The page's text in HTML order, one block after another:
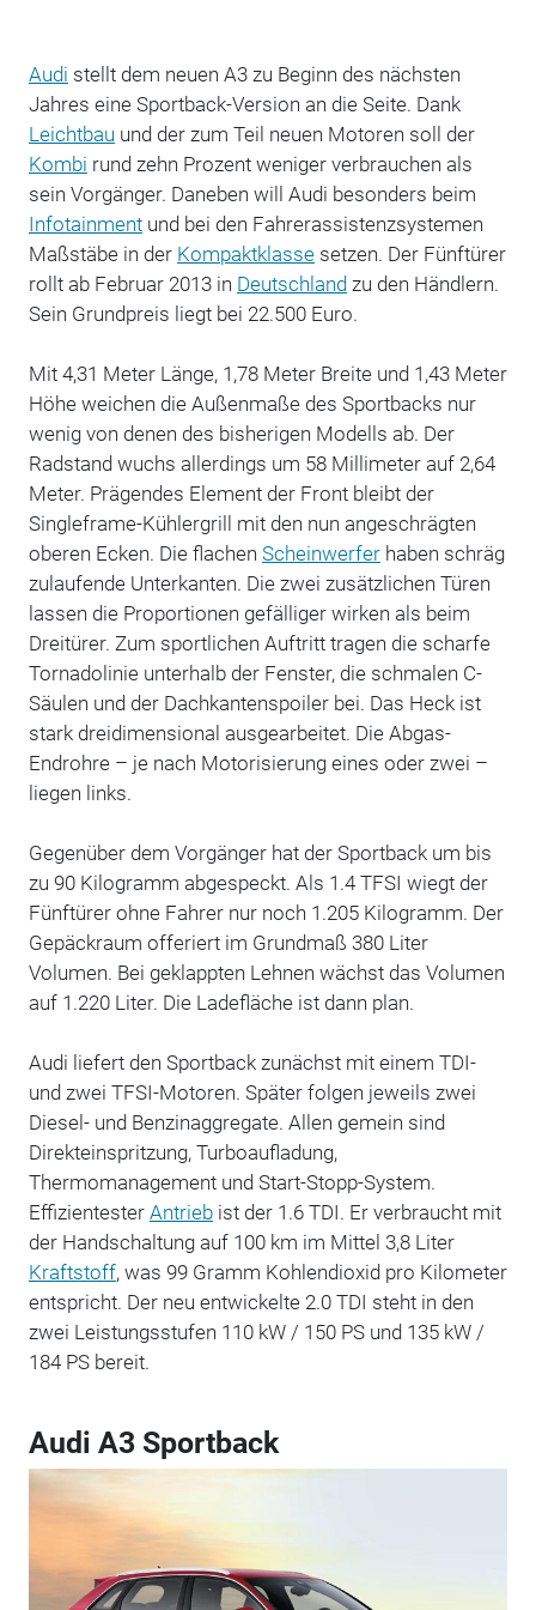
Audi stellt dem neuen A3 zu Beginn des nächsten
Jahres eine Sportback-Version an die Seite. Dank
Leichtbau und der zum Teil neuen Motoren soll der
Kombi rund zehn Prozent weniger verbrauchen als
sein Vorgänger. Daneben will Audi besonders beim
Infotainmentund bei den Fahrerassistenzsystemen
Maßstäbe in der Kompaktklassesetzen. Der Fünftürer
rollt ab Februar 2013 in Deutschland zu den Händlern.
Sein Grundpreis liegt bei 22.500 Euro.
Mit 4,31 Meter Länge, 1,78 Meter Breite und 1,43 Meter
Höhe weichen die Außenmaße des Sportbacks nur
wenig von denen des bisherigen Modells ab. Der
Radstand wuchs allerdings um 58 Millimeter auf 2,64
Meter. Prägendes Element der Front bleibt der
Singleframe-Kühlergrill mit den nun angeschrägten
oberen Ecken. Die flachen Scheinwerferhaben schräg
zulaufende Unterkanten. Die zwei zusätzlichen Türen
lassen die Proportionen gefälliger wirken als beim
Dreitürer. Zum sportlichen Auftritt tragen die scharfe
Tornadolinie unterhalb der Fenster, die schmalen C-
Säulen und der Dachkantenspoiler bei. Das Heck ist
stark dreidimensional ausgearbeitet. Die Abgas-
Endrohre – je nach Motorisierung eines oder zwei –
liegen links.
Gegenüber dem Vorgänger hat der Sportback um bis
zu 90 Kilogramm abgespeckt. Als 1.4 TFSI wiegt der
Fünftürer ohne Fahrer nur noch 1.205 Kilogramm. Der
Gepäckraum offeriert im Grundmaß 380 Liter
Volumen. Bei geklappten Lehnen wächst das Volumen
auf 1.220 Liter. Die Ladefläche ist dann plan.
Audi liefert den Sportback zunächst mit einem TDI-
und zwei TFSI-Motoren. Später folgen jeweils zwei
Diesel- und Benzinaggregate. Allen gemein sind
Direkteinspritzung, Turboaufladung,
Thermomanagement und Start-Stopp-System.
Effizientester Antriebist der 1.6 TDI. Er verbraucht mit
der Handschaltung auf 100 km im Mittel 3,8 Liter
Kraftstoff, was 99 Gramm Kohlendioxid pro Kilometer
entspricht. Der neu entwickelte 2.0 TDI steht in den
zwei Leistungsstufen 110 kW / 150 PS und 135 kW /
184 PS bereit.
Audi A3 Sportback